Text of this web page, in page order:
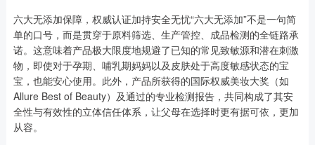
六大无添加保障，权威认证加持安全无忧“六大无添加”不是一句简
单的口号，而是贯穿于原料筛选、生产管控、成品检测的全链路承
诺。这意味着产品极大限度地规避了已知的常见致敏源和潜在刺激
物，即使对于孕期、哺乳期妈妈以及皮肤处于高度敏感状态的宝
宝，也能安心使用。此外，产品所获得的国际权威美妆大奖（如
Allure Best of Beauty）及通过的专业检测报告，共同构成了其安
全性与有效性的立体信任体系，让父母在选择时更有据可依，更加
从容。